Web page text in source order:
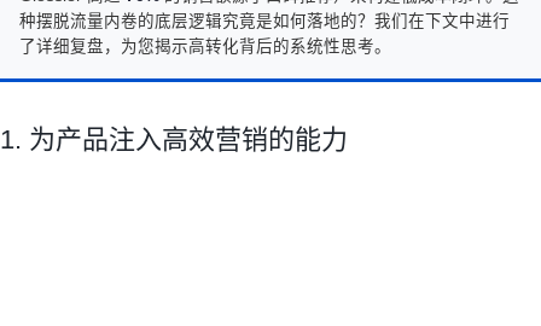
种摆脱流量内卷的底层逻辑究竟是如何落地的？我们在下文中进行
了详细复盘，为您揭示高转化背后的系统性思考。
1. 为产品注入高效营销的能力